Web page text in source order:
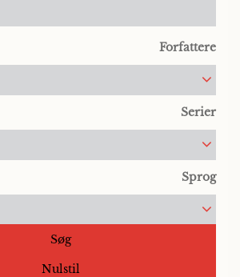
Forfattere
Serier
Sprog
Søg
Nulstil